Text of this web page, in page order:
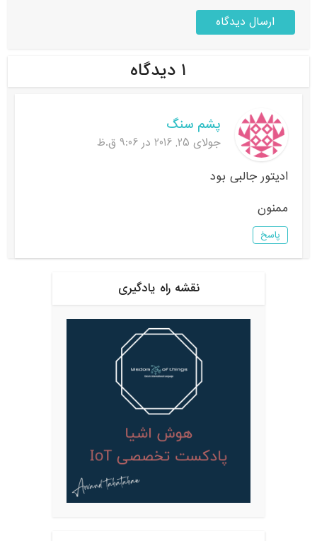
۱ دیدگاه
پشم سنگ
جولای 25, 2016 در 9:06 ق.ظ
ادیتور جالبی بود
ممنون
پاسخ
نقشه راه یادگیری